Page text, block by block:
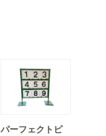
パーフェクトピ